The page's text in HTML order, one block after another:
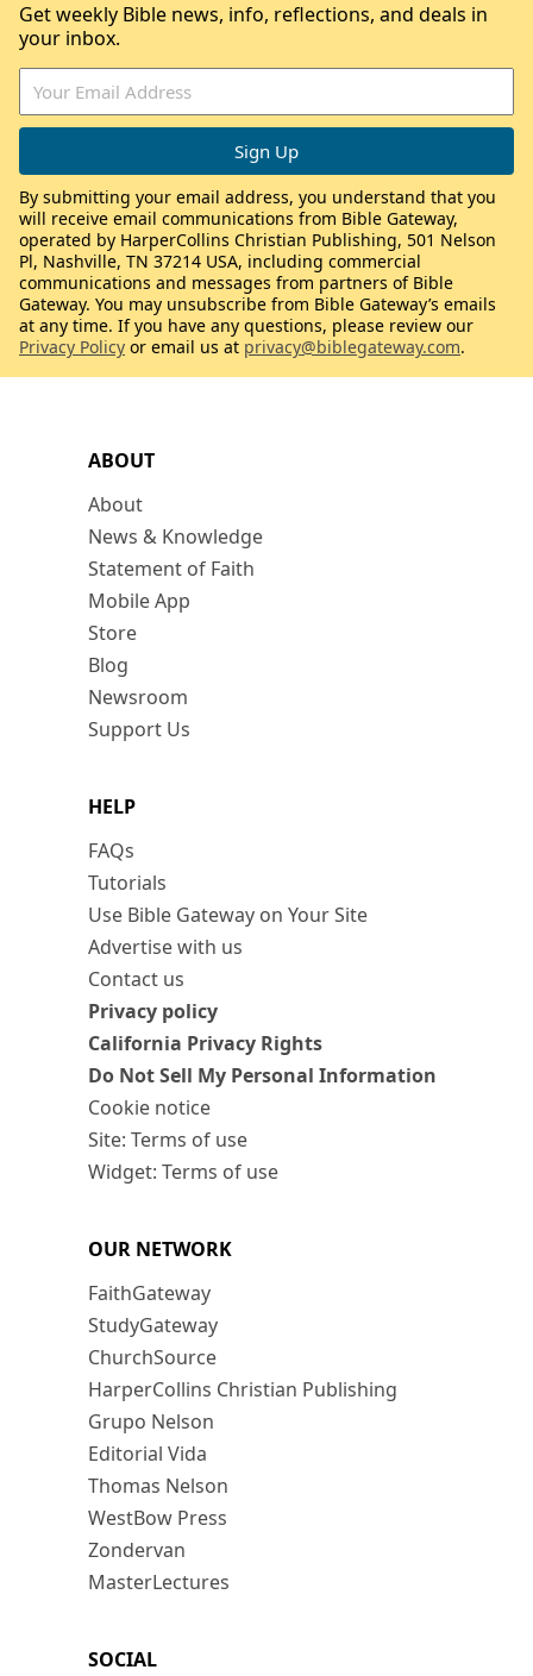
ABOUT
About
News & Knowledge
Statement of Faith
Mobile App
Store
Blog
Newsroom
Support Us
HELP
FAQs
Tutorials
Use Bible Gateway on Your Site
Advertise with us
Contact us
Privacy policy
California Privacy Rights
Do Not Sell My Personal Information
Cookie notice
Site: Terms of use
Widget: Terms of use
OUR NETWORK
FaithGateway
StudyGateway
ChurchSource
HarperCollins Christian Publishing
Grupo Nelson
Editorial Vida
Thomas Nelson
WestBow Press
Zondervan
MasterLectures
SOCIAL
Get weekly Bible news, info, reflections, and deals in
your inbox.
By submitting your email address, you understand that you
will receive email communications from Bible Gateway,
operated by HarperCollins Christian Publishing, 501 Nelson
Pl, Nashville, TN 37214 USA, including commercial
communications and messages from partners of Bible
Gateway. You may unsubscribe from Bible Gateway’s emails
at any time. If you have any questions, please review our
Privacy Policy or email us at privacy@biblegateway.com.